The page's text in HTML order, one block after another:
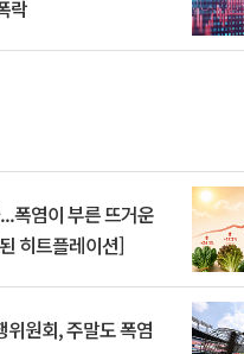
락
폭염이 부른 뜨거운
히트플레이션]
원회, 주말도 폭염